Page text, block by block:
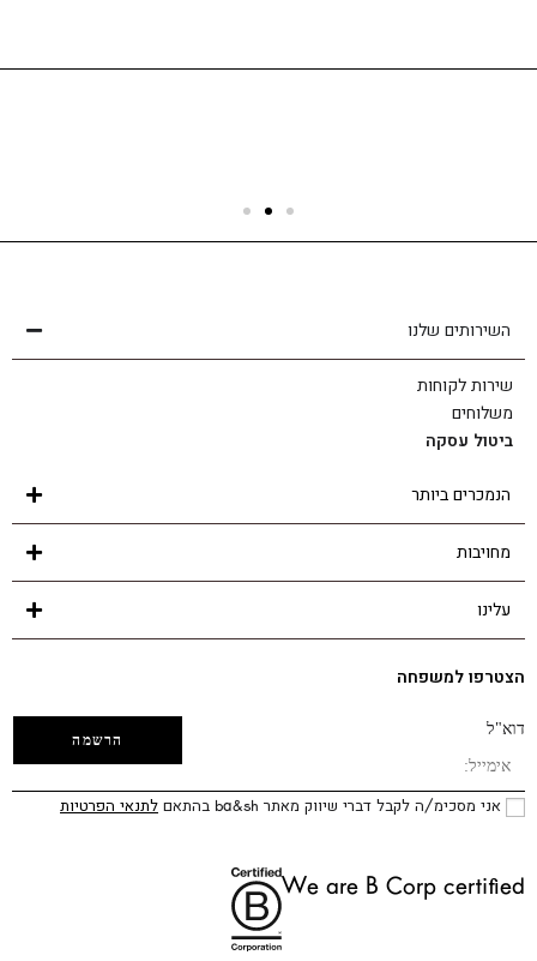
שירות לקוחות
השירותים שלנו
שירות לקוחות
משלוחים
ביטול עסקה
הנמכרים ביותר
מחויבות
עלינו
הצטרפו למשפחה
דוא"ל
אני מסכימ/ה לקבל דברי שיווק מאתר ba&sh בהתאם לתנאי הפרטיות
We are B Corp certified